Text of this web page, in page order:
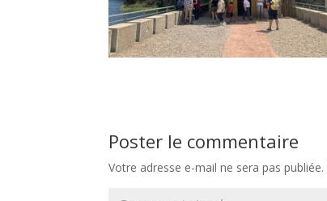
Poster le commentaire
Votre adresse e-mail ne sera pas publiée.